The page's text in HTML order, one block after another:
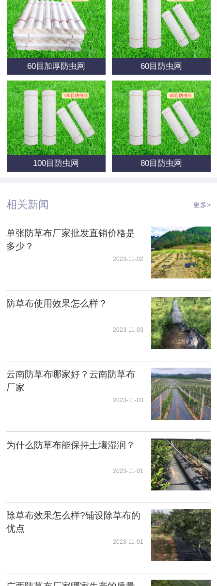
60目加厚防虫网 60目防虫网
100目防虫网 80目防虫网
相关新闻 更多>
单张防草布厂家批发直销价格是
多少？
2023-11-02
防草布使用效果怎么样？
2023-11-03
云南防草布哪家好？云南防草布
厂家
2023-11-03
为什么防草布能保持土壤湿润？
2023-11-01
除草布效果怎么样?铺设除草布的
优点
2023-11-01